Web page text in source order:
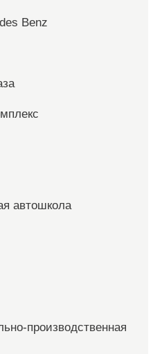
Benz
автошкола
производственная